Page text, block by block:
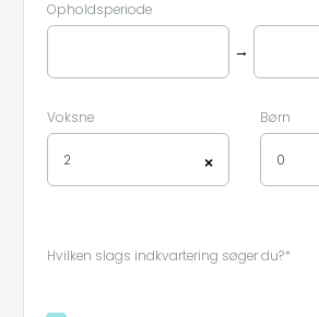
Opholdsperiode
→
Voksne
×
2
Børn
0
Hvilken slags indkvartering søger du?*